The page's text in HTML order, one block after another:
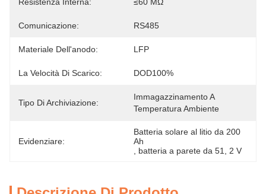
Comunicazione: RS485
Materiale Dell'anodo: LFP
La Velocità Di Scarico: DOD100%
Tipo Di Archiviazione:
Immagazzinamento A
Temperatura Ambiente
Evidenziare:
Batteria solare al litio da 200
Ah
batteria a parete da 51 2 V